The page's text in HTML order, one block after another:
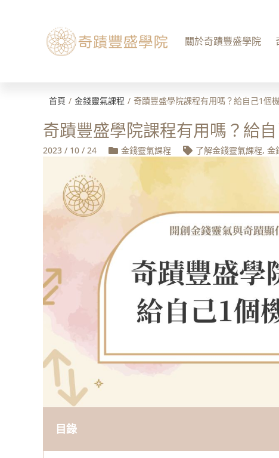
關於奇蹟豐盛學院
首頁 / 金錢靈氣課程 / 奇蹟豐盛學院課程有用嗎？給自己1個
奇蹟豐盛學院課程有用嗎？給
2023 / 10 / 24 金錢靈氣課程 了解金錢靈氣課程, 金
目錄